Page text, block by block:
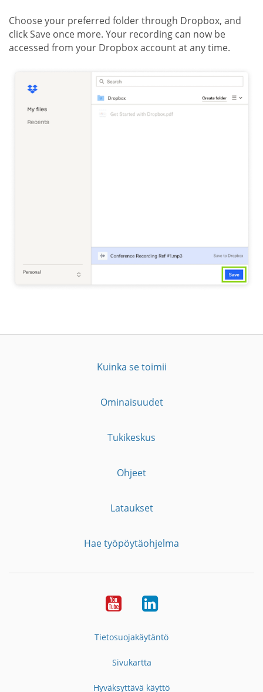
Choose your preferred folder through Dropbox, and
click Save once more. Your recording can now be
accessed from your Dropbox account at any time.
Kuinka se toimii
Ominaisuudet
Tukikeskus
Ohjeet
Lataukset
Hae työpöytäohjelma
YouTubeLinkedIn
Tietosuojakäytäntö
Sivukartta
Hyväksyttävä käyttö